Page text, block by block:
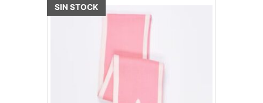
SIN STOCK